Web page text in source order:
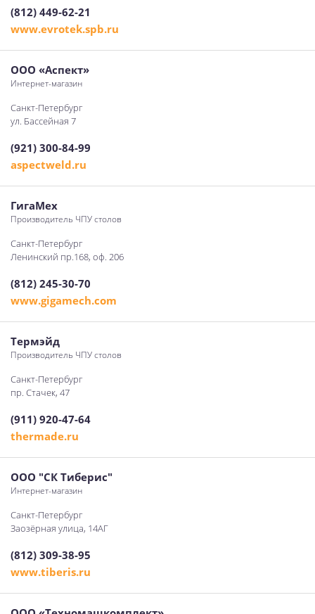
(812) 449-62-21
www.evrotek.spb.ru
ООО «Аспект»
Интернет-магазин
Санкт-Петербург
ул. Бассейная 7
(921) 300-84-99
aspectweld.ru
ГигаМех
Производитель ЧПУ столов
Санкт-Петербург
Ленинский пр.168, оф. 206
(812) 245-30-70
www.gigamech.com
Термэйд
Производитель ЧПУ столов
Санкт-Петербург
пр. Стачек, 47
(911) 920-47-64
thermade.ru
ООО "СК Тиберис"
Интернет-магазин
Санкт-Петербург
Заозёрная улица, 14АГ
(812) 309-38-95
www.tiberis.ru